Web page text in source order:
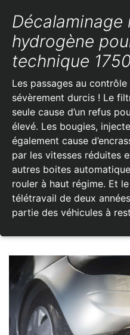
Décalaminage
hydrogène
technique
Les passages au
sévèrement durcis ! Le
seule cause d’un refus
élevé. Les bougies,
également cause
par les vitesses réduites
autres boites
rouler à haut régime. Et
télétravail de deux
partie des véhicules à